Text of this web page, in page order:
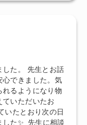
した。 先生とお話
心できました。気
るようになり物
いただいたお
いたとおり次の日
した✨ 先生に相談